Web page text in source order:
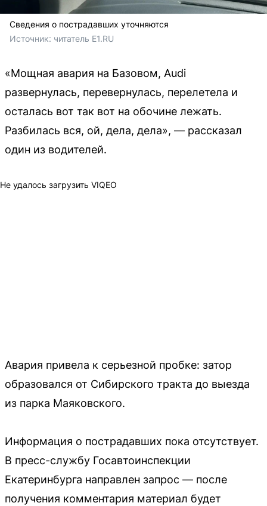
Сведения о пострадавших уточняются
Источник: читатель E1.RU
«Мощная авария на Базовом, Audi
развернулась, перевернулась, перелетела и
осталась вот так вот на обочине лежать.
Разбилась вся, ой, дела, дела», — рассказал
один из водителей.
Не удалось загрузить VIQEO
Авария привела к серьезной пробке: затор
образовался от Сибирского тракта до выезда
из парка Маяковского.
Информация о пострадавших пока отсутствует.
В пресс-службу Госавтоинспекции
Екатеринбурга направлен запрос — после
получения комментария материал будет